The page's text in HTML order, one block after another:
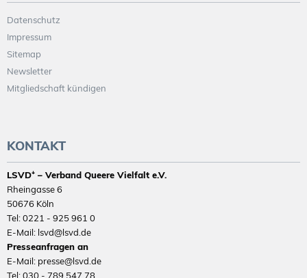
Datenschutz
Impressum
Sitemap
Newsletter
Mitgliedschaft kündigen
KONTAKT
LSVD⁺ – Verband Queere Vielfalt e.V.
Rheingasse 6
50676 Köln
Tel: 0221 - 925 961 0
E-Mail: lsvd@lsvd.de
Presseanfragen an
E-Mail: presse@lsvd.de
Tel: 030 - 789 547 78